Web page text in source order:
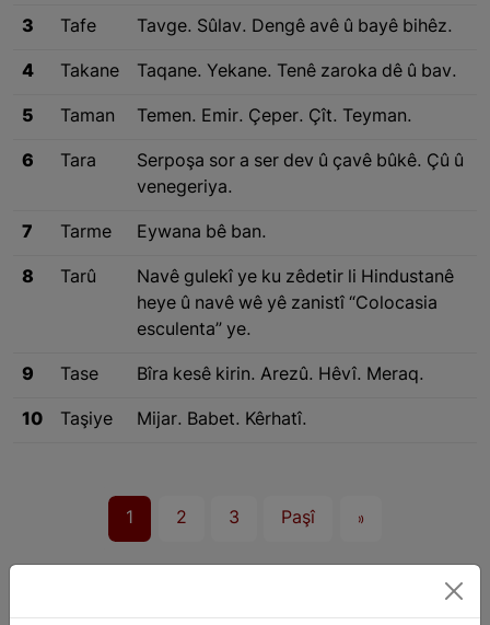
3 Tafe Tavge. Sûlav. Dengê avê û bayê bihêz.
4 Takane Taqane. Yekane. Tenê zaroka dê û bav.
5 Taman Temen. Emir. Çeper. Çît. Teyman.
6 Tara
Serpoşa sor a ser dev û çavê bûkê. Çû û
venegeriya.
7 Tarme Eywana bê ban.
8 Tarû
Navê gulekî ye ku zêdetir li Hindustanê
heye û navê wê yê zanistî “Colocasia
esculenta” ye.
9 Tase Bîra kesê kirin. Arezû. Hêvî. Meraq.
10 Taşiye Mijar. Babet. Kêrhatî.
1 2 3 Paşî »